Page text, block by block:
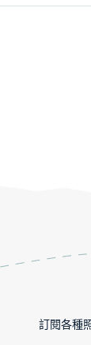
訂閱各種